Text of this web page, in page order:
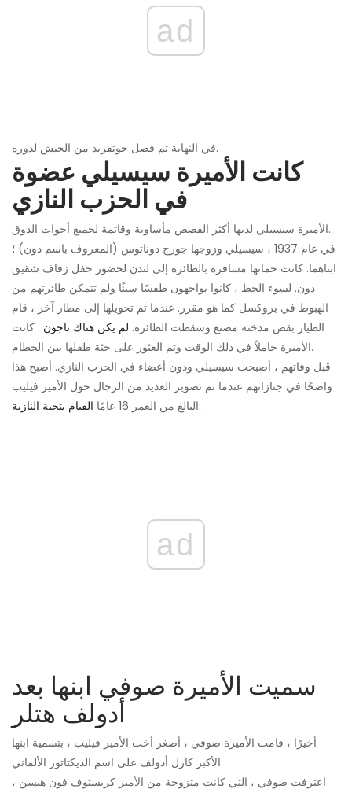
ad
في النهاية تم فصل جوتفريد من الجيش لدوره.
كانت الأميرة سيسيلي عضوة
في الحزب النازي
الأميرة سيسيلي لديها أكثر القصص مأساوية وقاتمة لجميع أخوات الدوق.
في عام 1937 ، سيسيلي وزوجها جورج دوناتوس (المعروف باسم دون) ؛
ابناهما. كانت حماتها مسافرة بالطائرة إلى لندن لحضور حفل زفاف شقيق
دون. لسوء الحظ ، كانوا يواجهون طقسًا سيئًا ولم تتمكن طائرتهم من
الهبوط في بروكسل كما هو مقرر. عندما تم تحويلها إلى مطار آخر ، قام
الطيار بقص مدخنة مصنع وسقطت الطائرة. لم يكن هناك ناجون . كانت
الأميرة حاملاً في ذلك الوقت وتم العثور على جثة طفلها بين الحطام.
قبل وفاتهم ، أصبحت سيسيلي ودون أعضاء في الحزب النازي. أصبح هذا
واضحًا في جنازاتهم عندما تم تصوير العديد من الرجال حول الأمير فيليب
البالغ من العمر 16 عامًا
القيام بتحية النازية .
ad
سميت الأميرة صوفي ابنها بعد
أدولف هتلر
أخيرًا ، قامت الأميرة صوفي ، أصغر أخت الأمير فيليب ، بتسمية ابنها
الأكبر كارل أدولف على اسم الديكتاتور الألماني.
اعترفت صوفي ، التي كانت متزوجة من الأمير كريستوف فون هيسن ،